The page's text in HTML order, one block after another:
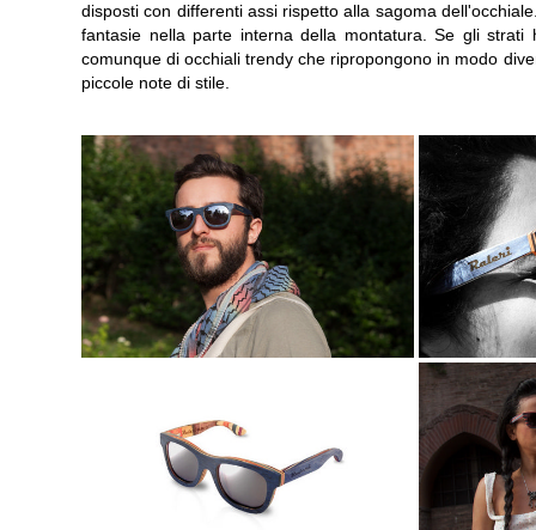
disposti con differenti assi rispetto alla sagoma
fantasie nella parte interna della montatura. Se gli
comunque di occhiali trendy che ripropongono in modo
piccole note di stile.